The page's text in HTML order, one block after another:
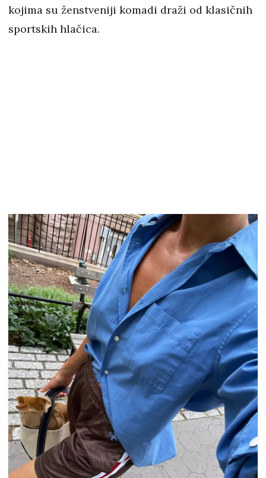
kojima su ženstveniji komadi draži od klasičnih
sportskih hlačica.